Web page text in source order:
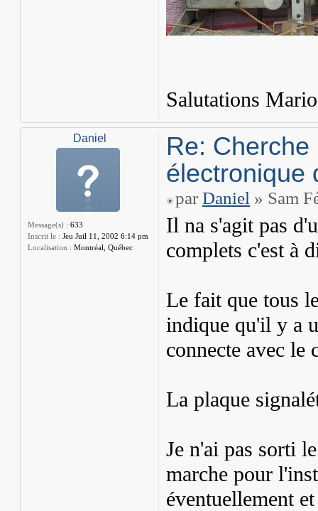
Salutations Mario
Daniel
Message(s) : 633
Inscrit le : Jeu Juil 11, 2002 6:14 pm
Localisation : Montréal, Québec
Re:
électronique
par Daniel » Sam
Il na s'agit pas
complets c'est à
Le fait que tous
indique qu'il y a
connecte avec le
La plaque
Je n'ai pas sorti
marche pour
éventuellement